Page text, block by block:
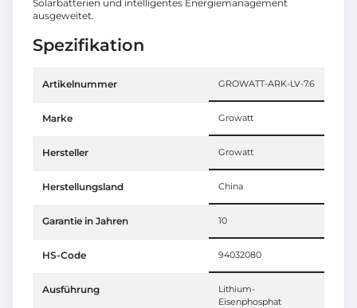
Solarbatterien und intelligentes Energiemanagement
ausgeweitet.
Spezifikation
Artikelnummer GROWATT-ARK-LV-7.6
Marke Growatt
Hersteller Growatt
Herstellungsland China
Garantie in Jahren 10
HS-Code 94032080
Ausführung
Lithium-
Eisenphosphat